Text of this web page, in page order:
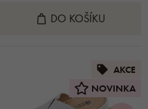
DO KOŠÍKU
AKCE
NOVINKA